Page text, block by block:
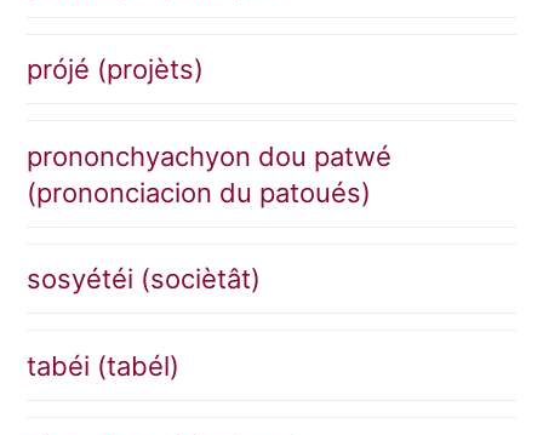
prójé (projèts)
prononchyachyon dou patwé
(prononciacion du patoués)
sosyétéi (sociètât)
tabéi (tabél)